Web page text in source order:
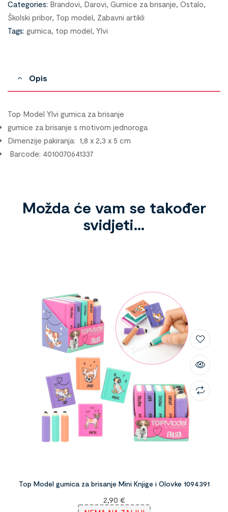
Categories: Brandovi, Darovi, Gumice za brisanje, Ostalo,
Školski pribor, Top model, Zabavni artikli
Tags: gumica, top model, Ylvi
Opis
Top Model Ylvi gumica za brisanje
gumice za brisanje s motivom jednoroga
Dimenzije pakiranja: 1,8 x 2,3 x 5 cm
Barcode: 4010070641337
Možda će vam se također
svidjeti…
Top Model gumica za brisanje Mini Knjige i Olovke 1094391
2,90 €